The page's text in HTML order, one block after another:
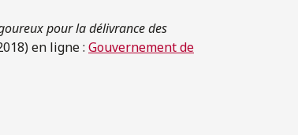
pour la délivrance des
en ligne : Gouvernement de